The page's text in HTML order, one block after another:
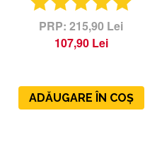
215,90 Lei
107,90 Lei
ADĂUGARE ÎN COȘ